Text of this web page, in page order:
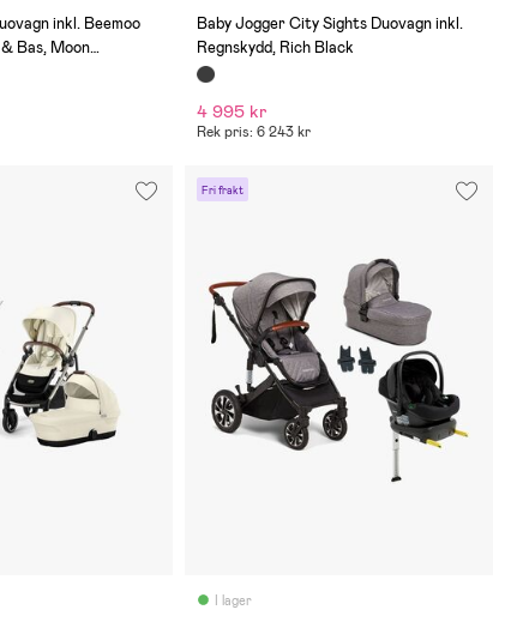
inkl. Beemoo
Bas, Moon
(0)
Baby Jogger City Sights Duovagn inkl.
Regnskydd, Rich Black
4 995 kr
Rek pris: 6 243 kr
Fri frakt
I lager